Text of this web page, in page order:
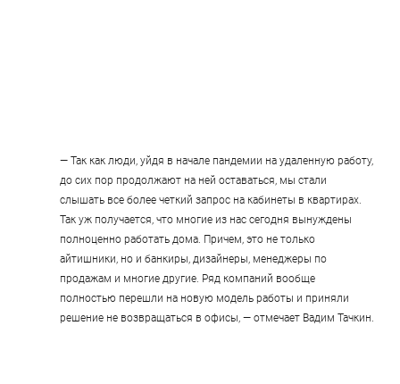
— Так как люди, уйдя в начале пандемии на удаленную работу,
до сих пор продолжают на ней оставаться, мы стали
слышать все более четкий запрос на кабинеты в квартирах.
Так уж получается, что многие из нас сегодня вынуждены
полноценно работать дома. Причем, это не только
айтишники, но и банкиры, дизайнеры, менеджеры по
продажам и многие другие. Ряд компаний вообще
полностью перешли на новую модель работы и приняли
решение не возвращаться в офисы, — отмечает Вадим Тачкин.